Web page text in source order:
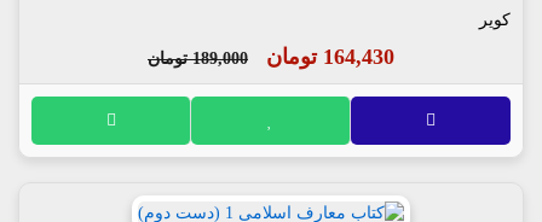
کویر
164,430 تومان 189,000 تومان